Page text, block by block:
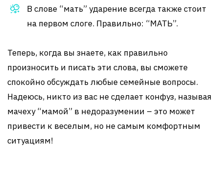
В слове “мать” ударение всегда также стоит
на первом слоге. Правильно: “МАТЬ”.
Теперь, когда вы знаете, как правильно
произносить и писать эти слова, вы сможете
спокойно обсуждать любые семейные вопросы.
Надеюсь, никто из вас не сделает конфуз, называя
мачеху “мамой” в недоразумении – это может
привести к веселым, но не самым комфортным
ситуациям!